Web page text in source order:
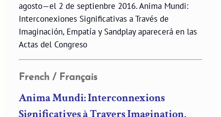
agosto—el 2 de septienbre 2016. Anima Mundi:
Interconexiones Significativas a Través de
Imaginación, Empatía y Sandplay aparecerá en las
Actas del Congreso
French / Français
Anima Mundi: Interconnexions